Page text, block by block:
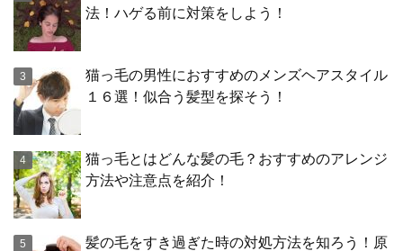
法！ハゲる前に対策をしよう！
猫っ毛の男性におすすめのメンズヘアスタイル
１６選！似合う髪型を探そう！
猫っ毛とはどんな髪の毛？おすすめのアレンジ
方法や注意点を紹介！
髪の毛をすき過ぎた時の対処方法を知ろう！原